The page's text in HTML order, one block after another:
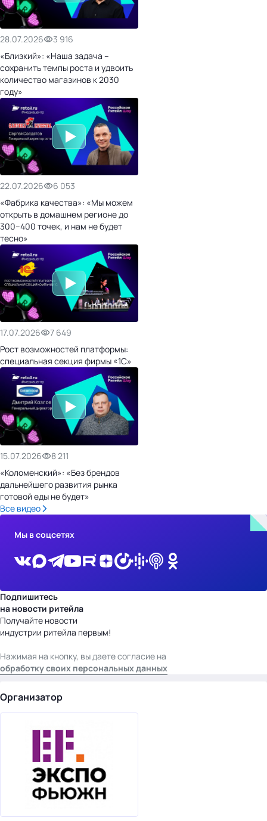
28.07.2026
3 916
«Близкий»: «Наша задача –
сохранить темпы роста и удвоить
количество магазинов к 2030
году»
22.07.2026
6 053
«Фабрика качества»: «Мы можем
открыть в домашнем регионе до
300–400 точек, и нам не будет
тесно»
17.07.2026
7 649
Рост возможностей платформы:
специальная секция фирмы «1С»
15.07.2026
8 211
«Коломенский»: «Без брендов
дальнейшего развития рынка
готовой еды не будет»
Все видео
Мы в соцсетях
Подпишитесь
на новости ритейла
Получайте новости
индустрии ритейла первым!
Нажимая на кнопку, вы даете согласие на
обработку своих персональных данных
Организатор